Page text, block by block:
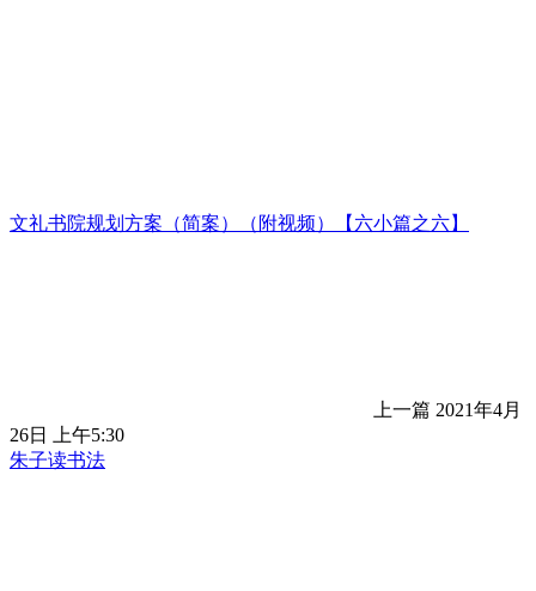
文礼书院规划方案（简案）（附视频）【六小篇之六】
上一篇 2021年4月
26日 上午5:30
朱子读书法